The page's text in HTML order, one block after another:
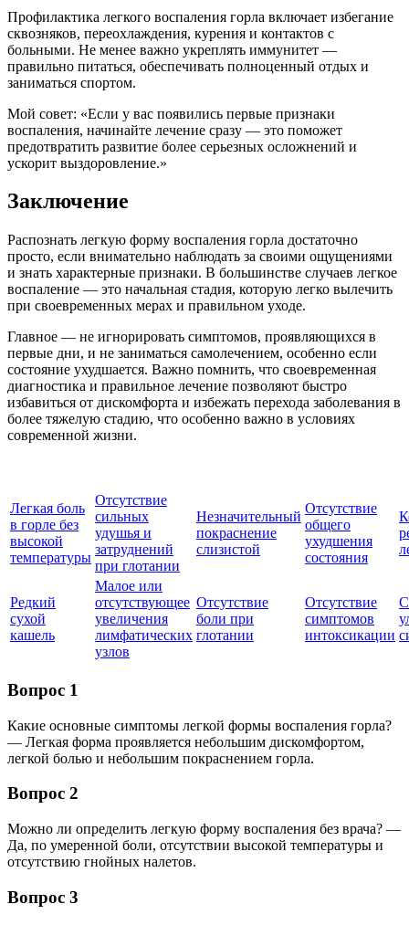
Профилактика легкого воспаления горла включает избегание
сквозняков, переохлаждения, курения и контактов с
больными. Не менее важно укреплять иммунитет —
правильно питаться, обеспечивать полноценный отдых и
заниматься спортом.
Мой совет: «Если у вас появились первые признаки
воспаления, начинайте лечение сразу — это поможет
предотвратить развитие более серьезных осложнений и
ускорит выздоровление.»
Заключение
Распознать легкую форму воспаления горла достаточно
просто, если внимательно наблюдать за своими ощущениями
и знать характерные признаки. В большинстве случаев легкое
воспаление — это начальная стадия, которую легко вылечить
при своевременных мерах и правильном уходе.
Главное — не игнорировать симптомов, проявляющихся в
первые дни, и не заниматься самолечением, особенно если
состояние ухудшается. Важно помнить, что своевременная
диагностика и правильное лечение позволяют быстро
избавиться от дискомфорта и избежать перехода заболевания в
более тяжелую стадию, что особенно важно в условиях
современной жизни.
Легкая боль
в горле без
высокой
температуры
Отсутствие
сильных
удушья и
затруднений
при глотании
Незначительный
покраснение
слизистой
Отсутствие
общего
ухудшения
состояния
Редкий
сухой
кашель
Малое или
отсутствующее
увеличения
лимфатических
узлов
Отсутствие
боли при
глотании
Отсутствие
симптомов
интоксикации
Вопрос 1
Какие основные симптомы легкой формы воспаления горла?
— Легкая форма проявляется небольшим дискомфортом,
легкой болью и небольшим покраснением горла.
Вопрос 2
Можно ли определить легкую форму воспаления без врача? —
Да, по умеренной боли, отсутствии высокой температуры и
отсутствию гнойных налетов.
Вопрос 3